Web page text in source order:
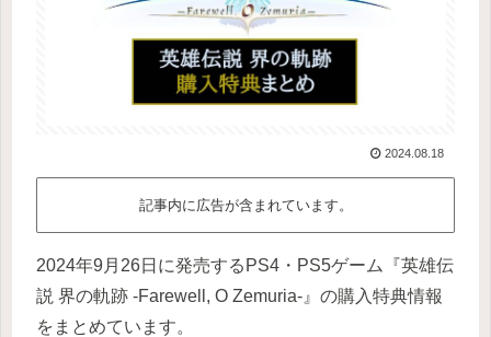
2024.08.18
記事内に広告が含まれています。
2024年9月26日に発売するPS4・PS5ゲーム『英雄伝
説 界の軌跡 -Farewell, O Zemuria-』の購入特典情報
をまとめています。